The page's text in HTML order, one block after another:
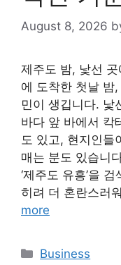
August 8, 2026
제주도 밤, 낯선
에 도착한 첫날 밤
민이 생깁니다. 낯
바다 앞 바에서 칵
도 있고, 현지인들
매는 분도 있습니
‘제주도 유흥’을
히려 더 혼란스러
more
Categories
Business